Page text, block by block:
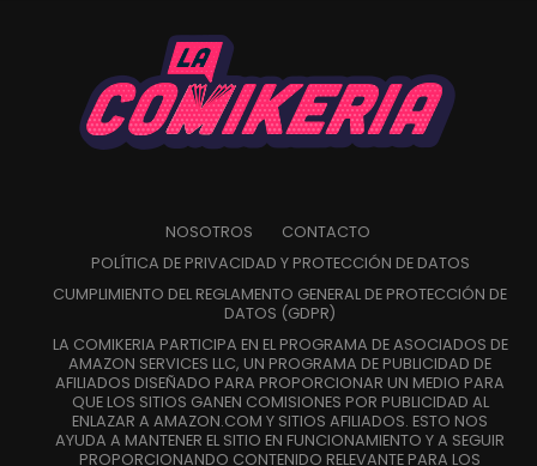
NOSOTROS
CONTACTO
POLÍTICA DE PRIVACIDAD Y PROTECCIÓN DE DATOS
CUMPLIMIENTO DEL REGLAMENTO GENERAL DE PROTECCIÓN DE
DATOS (GDPR)
LA COMIKERIA PARTICIPA EN EL PROGRAMA DE ASOCIADOS DE
AMAZON SERVICES LLC, UN PROGRAMA DE PUBLICIDAD DE
AFILIADOS DISEÑADO PARA PROPORCIONAR UN MEDIO PARA
QUE LOS SITIOS GANEN COMISIONES POR PUBLICIDAD AL
ENLAZAR A AMAZON.COM Y SITIOS AFILIADOS. ESTO NOS
AYUDA A MANTENER EL SITIO EN FUNCIONAMIENTO Y A SEGUIR
PROPORCIONANDO CONTENIDO RELEVANTE PARA LOS